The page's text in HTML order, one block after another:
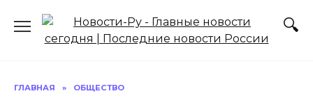
содержанию
ГЛАВНАЯ » ОБЩЕСТВО